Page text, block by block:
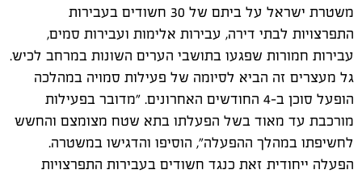
משטרת ישראל על ביתם של 30 חשודים בעבירות
התפרצויות לבתי דירה, עבירות אלימות ועבירות סמים,
עבירות חמורות שפגעו בתושבי הערים השונות במרחב לכיש.
גל מעצרים זה הביא לסיומה של פעילות סמויה במהלכה
הופעל סוכן ב-4 החודשים האחרונים. "מדובר בפעילות
מורכבת עד מאוד בשל הפעלתו בתא שטח מצומצם והחשש
לחשיפתו במהלך ההפעלה", הוסיפו והדגישו במשטרה.
הפעלה ייחודית זאת כנגד חשודים בעבירות התפרצויות